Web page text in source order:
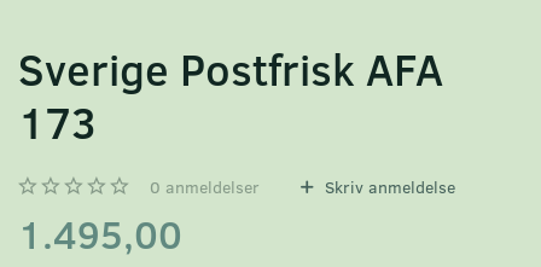
Sverige Postfrisk AFA
173
0 anmeldelser Skriv anmeldelse
1.495,00